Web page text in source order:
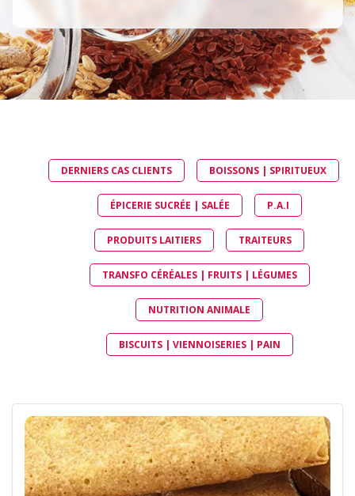
DERNIERS CAS CLIENTS BOISSONS | SPIRITUEUX
ÉPICERIE SUCRÉE | SALÉE P.A.I
PRODUITS LAITIERS TRAITEURS
TRANSFO CÉRÉALES | FRUITS | LÉGUMES
NUTRITION ANIMALE
BISCUITS | VIENNOISERIES | PAIN